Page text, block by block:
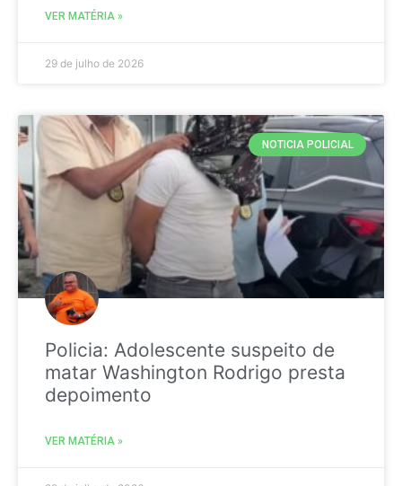
VER MATÉRIA »
29 de julho de 2026
NOTICIA POLICIAL
Policia: Adolescente suspeito de
matar Washington Rodrigo presta
depoimento
VER MATÉRIA »